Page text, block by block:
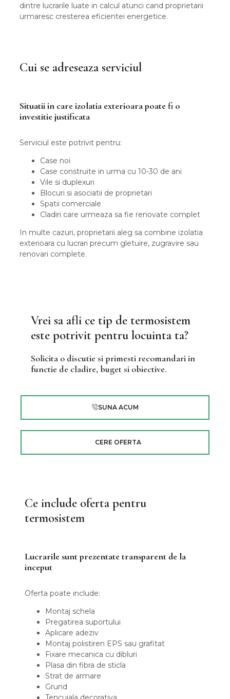
dintre lucrarile luate in calcul atunci cand proprietarii
urmaresc cresterea eficientei energetice.
Cui se adreseaza serviciul
Situatii in care izolatia exterioara poate fi o
investitie justificata
Serviciul este potrivit pentru:
Case noi
Case construite in urma cu 10-30 de ani
Vile si duplexuri
Blocuri si asociatii de proprietari
Spatii comerciale
Cladiri care urmeaza sa fie renovate complet
In multe cazuri, proprietarii aleg sa combine izolatia
exterioara cu lucrari precum gletuire, zugravire sau
renovari complete.
Vrei sa afli ce tip de termosistem
este potrivit pentru locuinta ta?
Solicita o discutie si primesti recomandari in
functie de cladire, buget si obiective.
SUNA ACUM
CERE OFERTA
Ce include oferta pentru
termosistem
Lucrarile sunt prezentate transparent de la
inceput
Oferta poate include:
Montaj schela
Pregatirea suportului
Aplicare adeziv
Montaj polistiren EPS sau grafitat
Fixare mecanica cu dibluri
Plasa din fibra de sticla
Strat de armare
Grund